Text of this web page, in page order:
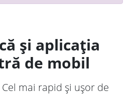
și aplicația
de mobil
Cel mai rapid și ușor de